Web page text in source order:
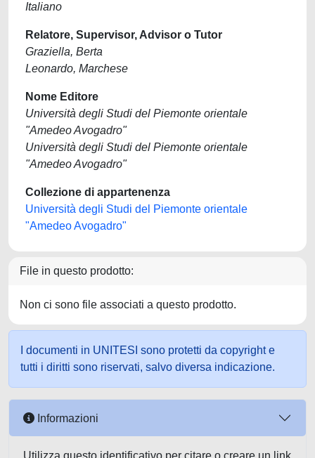
Italiano
Relatore, Supervisor, Advisor o Tutor
Graziella, Berta
Leonardo, Marchese
Nome Editore
Università degli Studi del Piemonte orientale
"Amedeo Avogadro"
Università degli Studi del Piemonte orientale
"Amedeo Avogadro"
Collezione di appartenenza
Università degli Studi del Piemonte orientale
"Amedeo Avogadro"
File in questo prodotto:
Non ci sono file associati a questo prodotto.
I documenti in UNITESI sono protetti da copyright e
tutti i diritti sono riservati, salvo diversa indicazione.
Informazioni
Utilizza questo identificativo per citare o creare un link